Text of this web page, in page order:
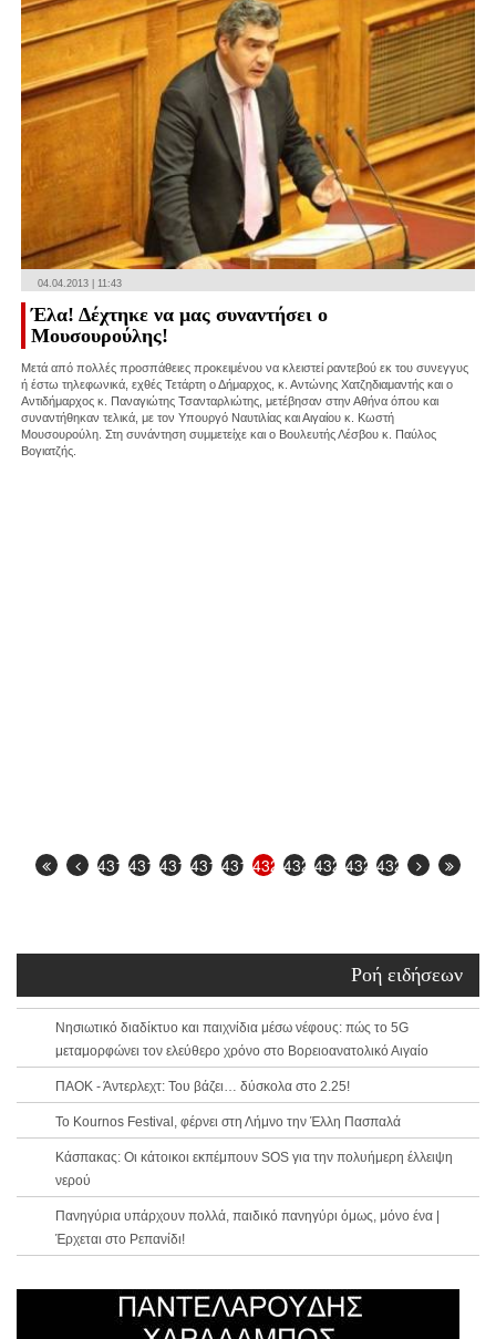
04.04.2013 | 11:43
Έλα! Δέχτηκε να μας συναντήσει ο
Μουσουρούλης!
Μετά από πολλές προσπάθειες προκειμένου να κλειστεί ραντεβού εκ του συνεγγυς
ή έστω τηλεφωνικά, εχθές Τετάρτη ο Δήμαρχος, κ. Αντώνης Χατζηδιαμαντής και ο
Αντιδήμαρχος κ. Παναγιώτης Τσανταρλιώτης, μετέβησαν στην Αθήνα όπου και
συναντήθηκαν τελικά, με τον Υπουργό Ναυτιλίας και Αιγαίου κ. Κωστή
Μουσουρούλη. Στη συνάντηση συμμετείχε και ο Βουλευτής Λέσβου κ. Παύλος
Βογιατζής.
4315431643174318431943204321432243234324
Ροή ειδήσεων
Νησιωτικό διαδίκτυο και παιχνίδια μέσω νέφους: πώς το 5G
μεταμορφώνει τον ελεύθερο χρόνο στο Βορειοανατολικό Αιγαίο
ΠΑΟΚ - Άντερλεχτ: Του βάζει… δύσκολα στο 2.25!
Το Kournos Festival, φέρνει στη Λήμνο την Έλλη Πασπαλά
Κάσπακας: Οι κάτοικοι εκπέμπουν SOS για την πολυήμερη έλλειψη
νερού
Πανηγύρια υπάρχουν πολλά, παιδικό πανηγύρι όμως, μόνο ένα |
Έρχεται στο Ρεπανίδι!